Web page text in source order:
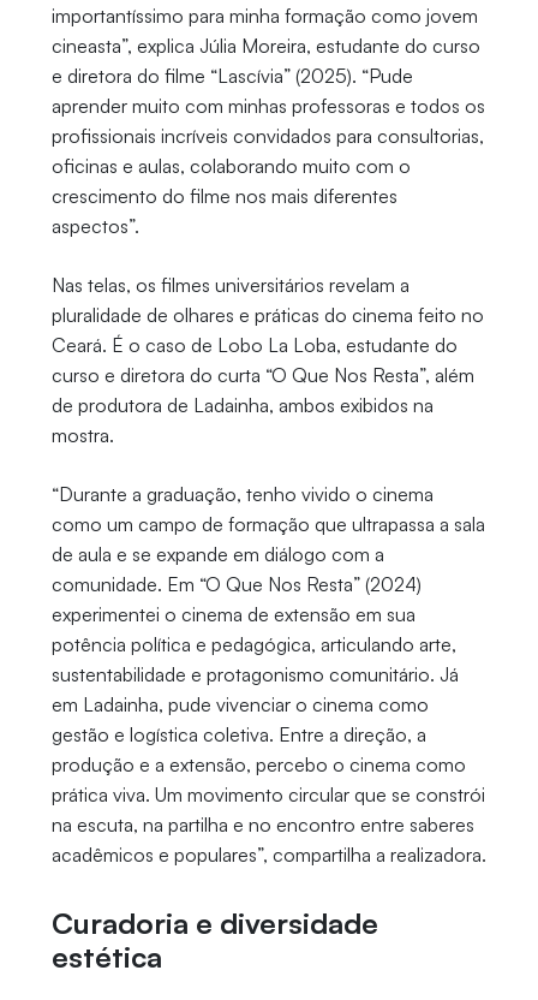
importantíssimo para minha formação como jovem
cineasta”, explica Júlia Moreira, estudante do curso
e diretora do filme “Lascívia” (2025). “Pude
aprender muito com minhas professoras e todos os
profissionais incríveis convidados para consultorias,
oficinas e aulas, colaborando muito com o
crescimento do filme nos mais diferentes
aspectos”.
Nas telas, os filmes universitários revelam a
pluralidade de olhares e práticas do cinema feito no
Ceará. É o caso de Lobo La Loba, estudante do
curso e diretora do curta “O Que Nos Resta”, além
de produtora de Ladainha, ambos exibidos na
mostra.
“Durante a graduação, tenho vivido o cinema
como um campo de formação que ultrapassa a sala
de aula e se expande em diálogo com a
comunidade. Em “O Que Nos Resta” (2024)
experimentei o cinema de extensão em sua
potência política e pedagógica, articulando arte,
sustentabilidade e protagonismo comunitário. Já
em Ladainha, pude vivenciar o cinema como
gestão e logística coletiva. Entre a direção, a
produção e a extensão, percebo o cinema como
prática viva. Um movimento circular que se constrói
na escuta, na partilha e no encontro entre saberes
acadêmicos e populares”, compartilha a realizadora.
Curadoria e diversidade
estética